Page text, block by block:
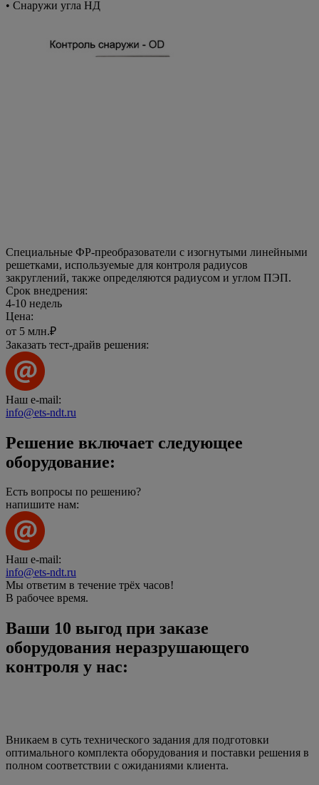
• Снаружи угла НД
Специальные ФР-преобразователи с изогнутыми линейными
решетками, используемые для контроля радиусов
закруглений, также определяются радиусом и углом ПЭП.
Срок внедрения:
4-10 недель
Цена:
от 5 млн.₽
Заказать тест-драйв решения:
Наш e-mail:
info@ets-ndt.ru
Решение включает следующее
оборудование:
Есть вопросы по решению?
напишите нам:
Наш e-mail:
info@ets-ndt.ru
Мы ответим в течение трёх часов!
В рабочее время.
Ваши 10 выгод при заказе
оборудования неразрушающего
контроля у нас:
Вникаем в суть технического задания для подготовки
оптимального комплекта оборудования и поставки решения в
полном соответствии с ожиданиями клиента.